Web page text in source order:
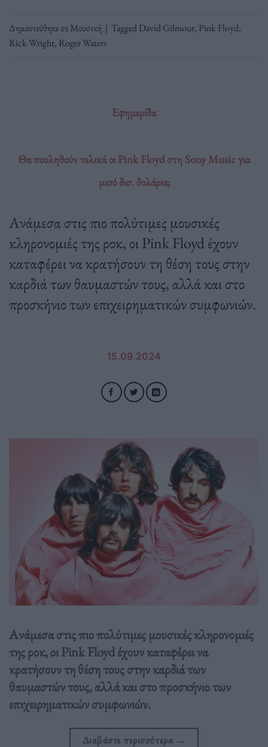
Δημοσιεύθηκε σεΜουσική | TaggedDavid Gilmour, Pink Floyd,
Rick Wright, Roger Waters
Εφημερίδα
Θα πουληθούν τελικά οι Pink Floyd στη Sony Music για
μισό δισ. δολάρια;
Ανάμεσα στις πιο πολύτιμες μουσικές
κληρονομιές της ροκ, οι Pink Floyd έχουν
καταφέρει να κρατήσουν τη θέση τους στην
καρδιά των θαυμαστών τους, αλλά και στο
προσκήνιο των επιχειρηματικών συμφωνιών.
15.09.2024
Ανάμεσα στις πιο πολύτιμες μουσικές κληρονομιές
της ροκ, οι Pink Floyd έχουν καταφέρει να
κρατήσουν τη θέση τους στην καρδιά των
θαυμαστών τους, αλλά και στο προσκήνιο των
επιχειρηματικών συμφωνιών.
Διαβάστε περισσότερα →